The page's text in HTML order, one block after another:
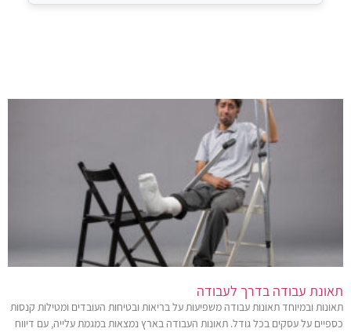
תאונת עבודה בדרך לעבודה
תאונות ובמיוחד תאונות עבודה משפיעות על בריאות ובטיחות העובדים ומטילות קנסות
כספיים על עסקים בכל גודל. תאונות העבודה בארץ נמצאות במגמת עלייה, עם דיווח